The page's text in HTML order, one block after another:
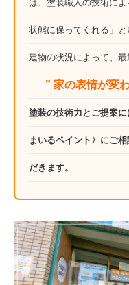
は、塗装職人の技術に
状態に保ってくれる」と
建物の状況によって、最
” 家の表情が変
塗装の技術力とご提案
まいるペイント〉にご
だきます。